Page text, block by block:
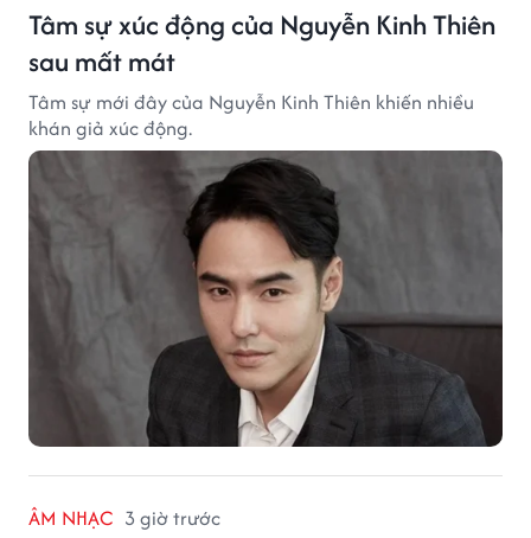
Tâm sự xúc động của Nguyễn Kinh Thiên
sau mất mát
Tâm sự mới đây của Nguyễn Kinh Thiên khiến nhiều
khán giả xúc động.
ÂM NHẠC 3 giờ trước